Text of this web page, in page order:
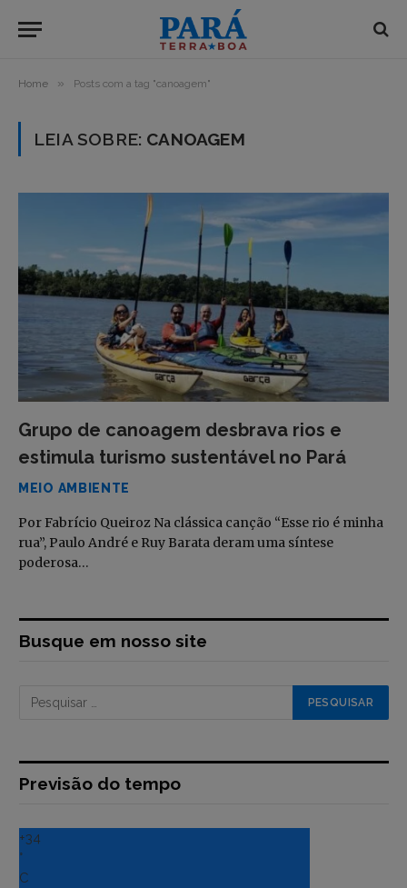
Home » Posts com a tag "canoagem"
LEIA SOBRE: CANOAGEM
Grupo de canoagem desbrava rios e
estimula turismo sustentável no Pará
MEIO AMBIENTE
Por Fabrício Queiroz Na clássica canção “Esse rio é minha
rua”, Paulo André e Ruy Barata deram uma síntese
poderosa…
Busque em nosso site
Previsão do tempo
+34
°
C